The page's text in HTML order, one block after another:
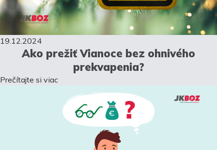
19.12.2024
Ako prežiť Vianoce bez ohnivého
prekvapenia?
Prečítajte si viac